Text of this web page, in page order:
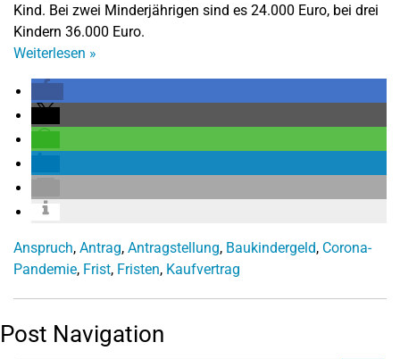
Kind. Bei zwei Minderjährigen sind es 24.000 Euro, bei drei
Kindern 36.000 Euro.
Weiterlesen »
Anspruch, Antrag, Antragstellung, Baukindergeld, Corona-
Pandemie, Frist, Fristen, Kaufvertrag
Post Navigation